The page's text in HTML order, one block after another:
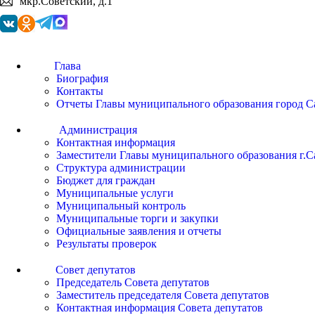
Глава
Биография
Контакты
Отчеты Главы муниципального образования город
Администрация
Контактная информация
Заместители Главы муниципального образования
Структура администрации
Бюджет для граждан
Муниципальные услуги
Муниципальный контроль
Муниципальные торги и закупки
Официальные заявления и отчеты
Результаты проверок
Совет депутатов
Председатель Совета депутатов
Заместитель председателя Совета депутатов
Контактная информация Совета депутатов